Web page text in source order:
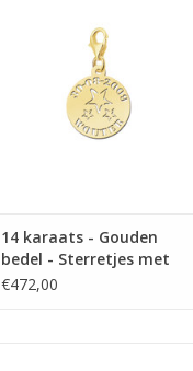
TOEVOEGEN AAN WINKELWAGEN
14 karaats - Gouden
bedel - Sterretjes met
naam en datum
€472,00